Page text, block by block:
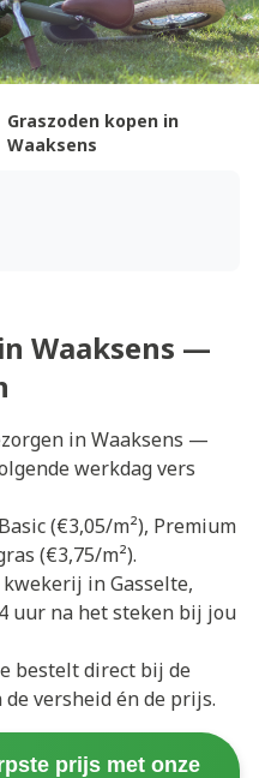
Graszoden kopen in
Waaksens
Waaksens —
in Waaksens —
werkdag vers
(€3,05/m²), Premium
(€3,75/m²).
in Gasselte,
uur na het steken bij jou
bestelt direct bij de
versheid én de prijs.
prijs met onze